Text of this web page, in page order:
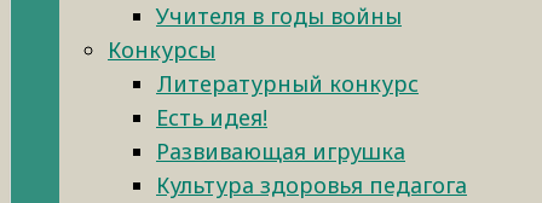
Учителя в годы войны
Конкурсы
Литературный конкурс
Есть идея!
Развивающая игрушка
Культура здоровья педагога